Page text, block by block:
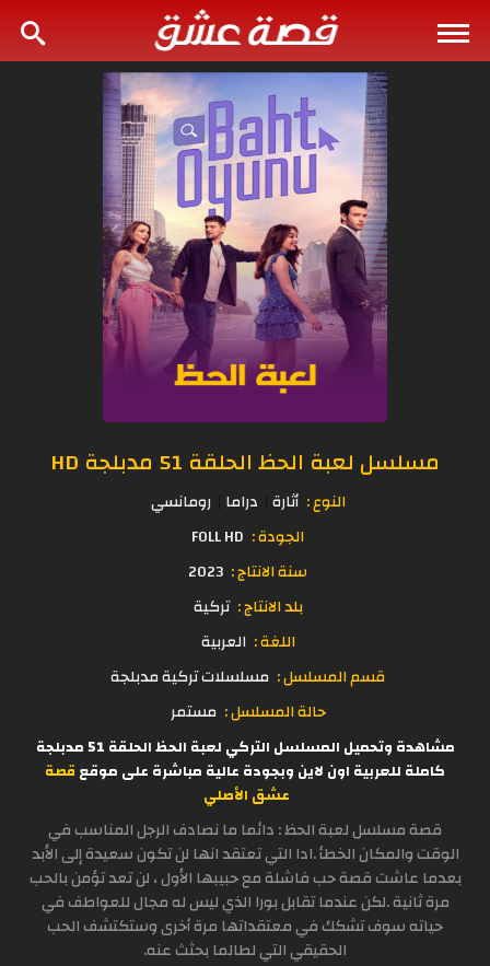
مسلسل لعبة الحظ الحلقة 51 مدبلجة HD
النوع : أثارة دراما رومانسي
الجودة : FOLL HD
سنة الانتاج : 2023
بلد الانتاج : تركية
اللغة : العربية
قسم المسلسل : مسلسلات تركية مدبلجة
حالة المسلسل : مستمر
مشاهدة وتحميل المسلسل التركي لعبة الحظ الحلقة 51 مدبلجة
كاملة للعربية اون لاين وبجودة عالية مباشرة على موقع قصة
عشق الأصلي
قصة مسلسل لعبة الحظ : دائما ما نصادف الرجل المناسب في
الوقت والمكان الخطأ .ادا التي تعتقد انها لن تكون سعيدة إلى الأبد
بعدما عاشت قصة حب فاشلة مع حبيبها الأول ، لن تعد تؤمن بالحب
مرة ثانية .لكن عندما تقابل بورا الذي ليس له مجال للعواطف في
حياته سوف تشكك في معتقداتها مرة أخرى وستكتشف الحب
الحقيقي التي لطالما بحثث عنه.